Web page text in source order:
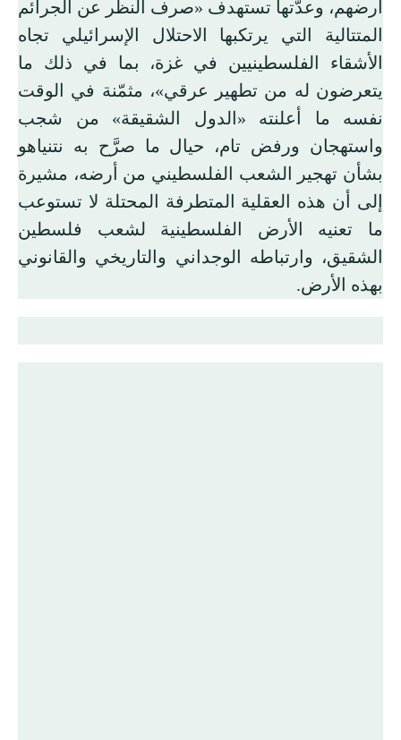
أرضهم، وعدَّتها تستهدف «صرف النظر عن الجرائم
المتتالية التي يرتكبها الاحتلال الإسرائيلي تجاه
الأشقاء الفلسطينيين في غزة، بما في ذلك ما
يتعرضون له من تطهير عرقي»، مثمّنة في الوقت
نفسه ما أعلنته «الدول الشقيقة» من شجب
واستهجان ورفض تام، حيال ما صرَّح به نتنياهو
بشأن تهجير الشعب الفلسطيني من أرضه، مشيرة
إلى أن هذه العقلية المتطرفة المحتلة لا تستوعب
ما تعنيه الأرض الفلسطينية لشعب فلسطين
الشقيق، وارتباطه الوجداني والتاريخي والقانوني
بهذه الأرض.